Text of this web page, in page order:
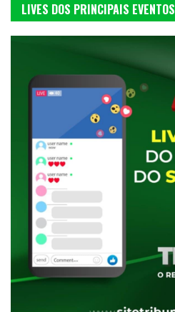
LIVES DOS PRINCIPAIS EVENTOS